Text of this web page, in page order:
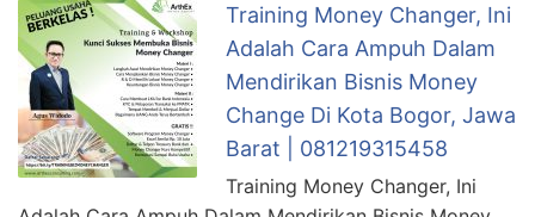
Training Money Changer, Ini
Adalah Cara Ampuh Dalam
Mendirikan Bisnis Money
Change Di Kota Bogor, Jawa
Barat | 081219315458
Training Money Changer, Ini